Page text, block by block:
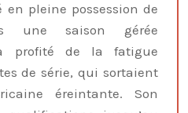
en pleine possession de
une saison gérée
profité de la fatigue
de série, qui sortaient
éreintante. Son